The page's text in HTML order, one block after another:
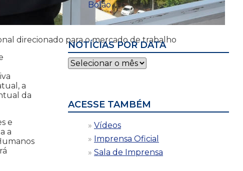
direcionado para o mercado de trabalho
a
da
e
a
Bolão
NOTÍCIAS POR DATA
Notícias
por
ACESSE TAMBÉM
Vídeos
Imprensa Oficial
Sala de Imprensa